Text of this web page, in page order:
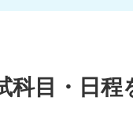
科目・日程